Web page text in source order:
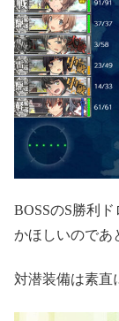
BOSSのS勝利
かほしいのであ
対潜装備は素直